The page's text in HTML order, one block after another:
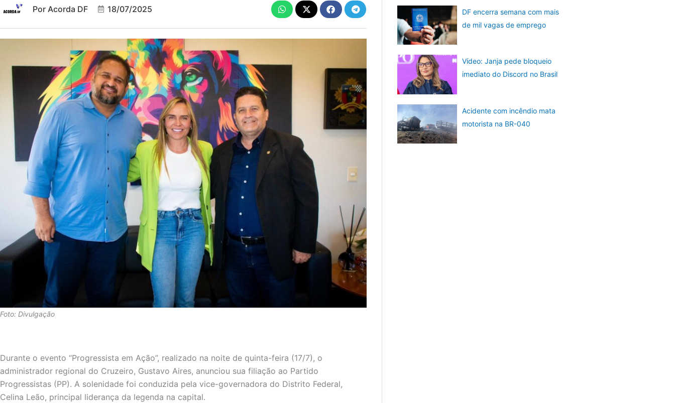
Por Acorda DF 18/07/2025
Foto: Divulgação
Durante o evento “Progressista em Ação”, realizado na noite de quinta-feira (17/7), o
administrador regional do Cruzeiro, Gustavo Aires, anunciou sua filiação ao Partido
Progressistas (PP). A solenidade foi conduzida pela vice-governadora do Distrito Federal,
Celina Leão, principal liderança da legenda na capital.
DF encerra semana com mais
de mil vagas de emprego
Vídeo: Janja pede bloqueio
imediato do Discord no Brasil
Acidente com incêndio mata
motorista na BR-040